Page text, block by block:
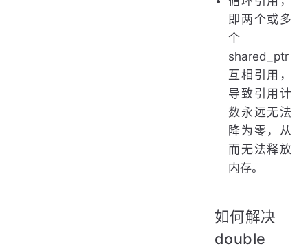
即两个或多
个
shared_ptr
互相引用，
导致引用计
数永远无法
降为零，从
而无法释放
内存。
如何解决
double